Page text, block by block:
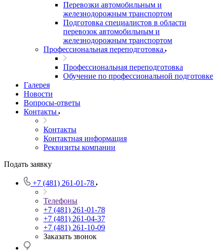
Перевозки автомобильным и
железнодорожным транспортом
Подготовка специалистов в области
перевозок автомобильным и
железнодорожным транспортом
Профессиональная переподготовка
Профессиональная переподготовка
Обучение по профессиональной подготовке
Галерея
Новости
Вопросы-ответы
Контакты
Контакты
Контактная информация
Реквизиты компании
Подать заявку
+7 (481) 261-01-78
Телефоны
+7 (481) 261-01-78
+7 (481) 261-04-37
+7 (481) 261-10-09
Заказать звонок